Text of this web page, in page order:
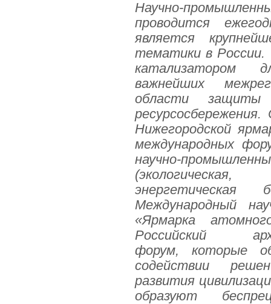
Научно-
проводится
является
тематики в России.
катализатором
важнейших
области
Нижегородской
международных
научно-
(экологическая,
энергетическая
Международный
«Ярмарка
Российский
форум, которые
содействии
развития
образуют